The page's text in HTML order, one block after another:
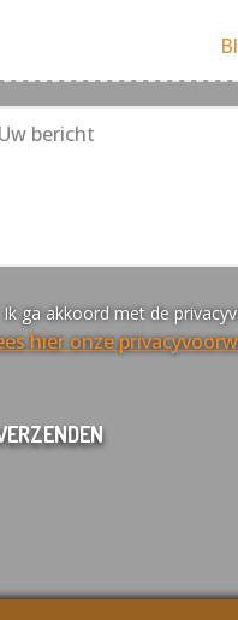
Ik ga akkoord met de
hier onze